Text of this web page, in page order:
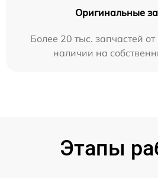
Оригинальные
Более 20 тыс. запчастей
наличии на
Этапы